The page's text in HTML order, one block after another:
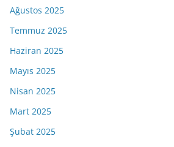
Ağustos 2025
Temmuz 2025
Haziran 2025
Mayıs 2025
Nisan 2025
Mart 2025
Şubat 2025